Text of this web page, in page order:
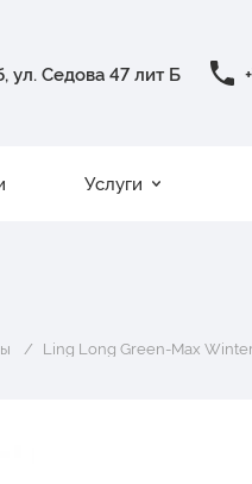
ул. Седова 47 лит Б
Услуги
Ling Long Green-Max